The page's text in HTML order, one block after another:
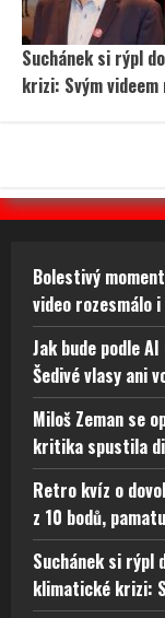
Suchánek si rýpl
krizi: Svým
Bolestivý
video rozesmálo
Jak bude podle
Šedivé vlasy ani
Miloš Zeman se
kritika spustila
Retro kvíz o
z 10 bodů,
Suchánek si rýpl
klimatické krizi: